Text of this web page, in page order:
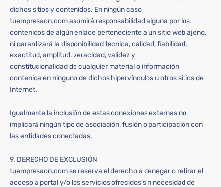
dichos sitios y contenidos. En ningún caso
tuempresaon.com asumirá responsabilidad alguna por los
contenidos de algún enlace perteneciente a un sitio web ajeno,
ni garantizará la disponibilidad técnica, calidad, fiabilidad,
exactitud, amplitud, veracidad, validez y
constitucionalidad de cualquier material o información
contenida en ninguno de dichos hipervínculos u otros sitios de
Internet.
Igualmente la inclusión de estas conexiones externas no
implicará ningún tipo de asociación, fusión o participación con
las entidades conectadas.
9. DERECHO DE EXCLUSIÓN
tuempresaon.com se reserva el derecho a denegar o retirar el
acceso a portal y/o los servicios ofrecidos sin necesidad de